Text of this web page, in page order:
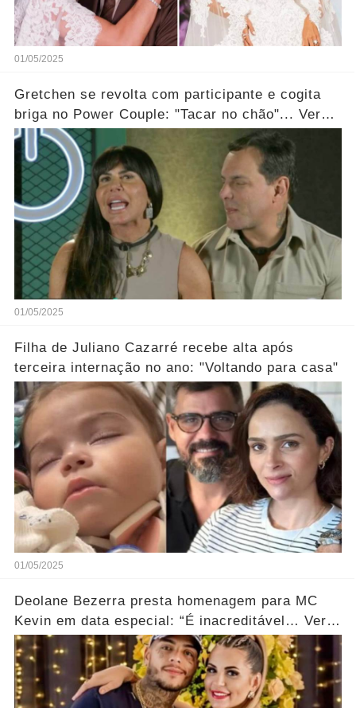
01/05/2025
Gretchen se revolta com participante e cogita
briga no Power Couple: "Tacar no chão"... Ver
mais
01/05/2025
Filha de Juliano Cazarré recebe alta após
terceira internação no ano: "Voltando para casa"
01/05/2025
Deolane Bezerra presta homenagem para MC
Kevin em data especial: “É inacreditável… Ver
mais